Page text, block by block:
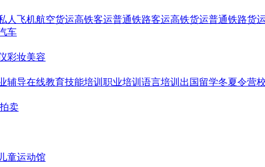
人飞机航空货运高铁客运普通铁路客运高铁货运普通铁路货运
车
彩妆美容
辅导在线教育技能培训 职业培训 语言培训 出国留学冬夏令营
卖
儿童运动馆